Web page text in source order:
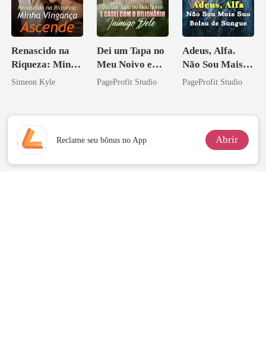
Renascido na
Riqueza: Minha
Vingança
Simeon Kyle
Dei um Tapa no
Meu Noivo e
Casei com o
PageProfit Studio
Adeus, Alfa.
Não Sou Mais
Sua Bolsa de
PageProfit Studio
Reclame seu bônus no App Abrir